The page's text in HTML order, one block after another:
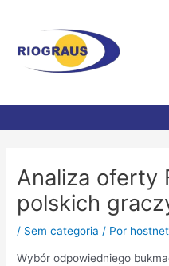
Analiza oferty
polskich
/ Sem categoria / Por hostnet
Wybór odpowiedniego